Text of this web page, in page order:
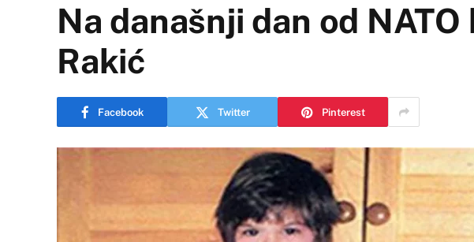
Na današnji dan od
Rakić
Facebook Twitter Pinterest